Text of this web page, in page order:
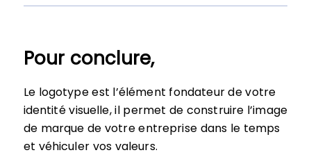
Pour conclure,
Le logotype est l’élément fondateur de votre
identité visuelle, il permet de construire l’image
de marque de votre entreprise dans le temps
et véhiculer vos valeurs.